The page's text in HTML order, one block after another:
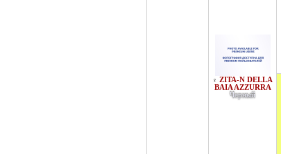
♀ ZITA-N DELLA
BAIA AZZURRA
Черный